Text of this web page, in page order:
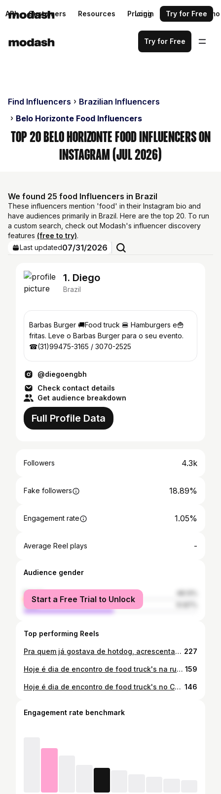
API Customers Resources Pricing Request a demo
Login Try for Free
Try for Free
Find Influencers
Brazilian Influencers
Belo Horizonte Food Influencers
Top 20 Belo Horizonte Food Influencers on
Instagram (Jul 2026)
We found 25 food Influencers in Brazil
These influencers mention 'food' in their Instagram bio and
have audiences primarily in Brazil. Here are the top 20. To run
a custom search, check out Modash's influencer discovery
features (free to try).
Last updated07/31/2026
1. Diego
Brazil
Barbas Burger 🚚Food truck 🍔 Hamburgers e🍟
fritas. Leve o Barbas Burger para o seu evento.
☎(31)99475-3165 / 3070-2525
@diegoengbh
Check contact details
Get audience breakdown
Full Profile Data
Followers 4.3k
Fake followers 18.89%
Engagement rate 1.05%
Average Reel plays -
Audience gender
female
male
Start a Free Trial to Unlock
Top performing Reels
Pra quem já gostava de hotdog, acrescentamos alguns detalhes. Que tal um combo para essa noite do nosso Hotdog!? 227
Hoje é dia de encontro de food truck's na rua Cecília Fonseca Coutinho no Castelo em frente ao condomínio Privilege. Venha saborear nossos hamburgers artesanais. 159
Hoje é dia de encontro de food truck's no Castelo em frente ao condomínio Privilege. Venha saborear nossos hamburgers artesanais. Teremos hoje; Barbas Burger @doutorcevada Doce glacê Batata recheada Tomys Sabor e arte 146
Engagement rate benchmark